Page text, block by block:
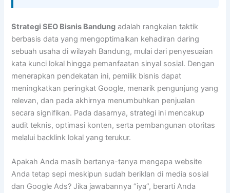
Strategi SEO Bisnis Bandung adalah rangkaian taktik
berbasis data yang mengoptimalkan kehadiran daring
sebuah usaha di wilayah Bandung, mulai dari penyesuaian
kata kunci lokal hingga pemanfaatan sinyal sosial. Dengan
menerapkan pendekatan ini, pemilik bisnis dapat
meningkatkan peringkat Google, menarik pengunjung yang
relevan, dan pada akhirnya menumbuhkan penjualan
secara signifikan. Pada dasarnya, strategi ini mencakup
audit teknis, optimasi konten, serta pembangunan otoritas
melalui backlink lokal yang terukur.
Apakah Anda masih bertanya-tanya mengapa website
Anda tetap sepi meskipun sudah beriklan di media sosial
dan Google Ads? Jika jawabannya “iya”, berarti Anda